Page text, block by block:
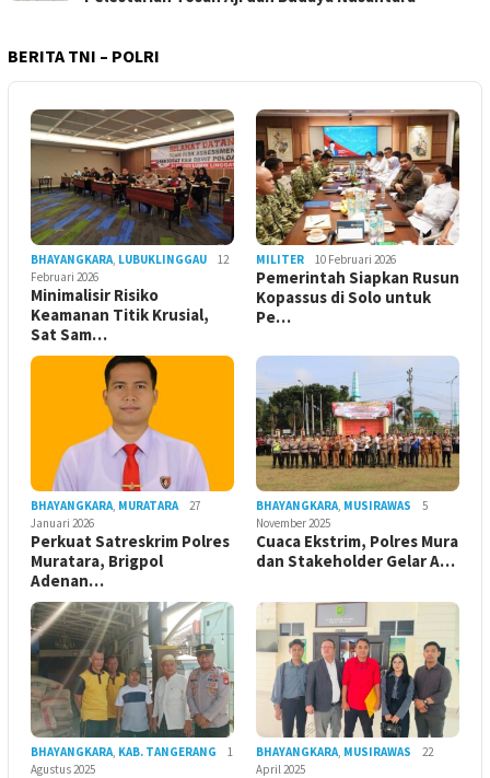
BERITA TNI – POLRI
BHAYANGKARA, LUBUKLINGGAU
12
Februari 2026
Minimalisir Risiko
Keamanan Titik Krusial,
Sat Sam…
MILITER 10 Februari 2026
Pemerintah Siapkan Rusun
Kopassus di Solo untuk
Pe…
BHAYANGKARA, MURATARA
27
Januari 2026
Perkuat Satreskrim Polres
Muratara, Brigpol
Adenan…
BHAYANGKARA, MUSIRAWAS
5
November 2025
Cuaca Ekstrim, Polres Mura
dan Stakeholder Gelar A…
BHAYANGKARA, KAB. TANGERANG
1
Agustus 2025
BHAYANGKARA, MUSIRAWAS
22
April 2025